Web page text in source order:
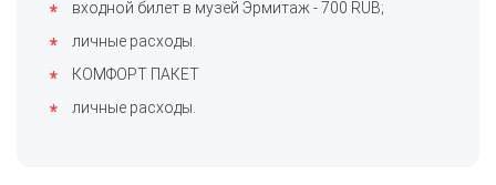
входной билет в музей Эрмитаж - 700 RUB;
личные расходы.
КОМФОРТ ПАКЕТ
личные расходы.